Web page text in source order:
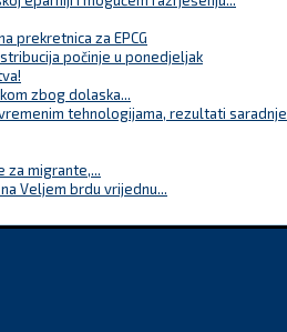
prekretnica za EPCG
počinje u ponedjeljak
zbog dolaska...
tehnologijama, rezultati saradnje
za migrante,...
Veljem brdu vrijednu...